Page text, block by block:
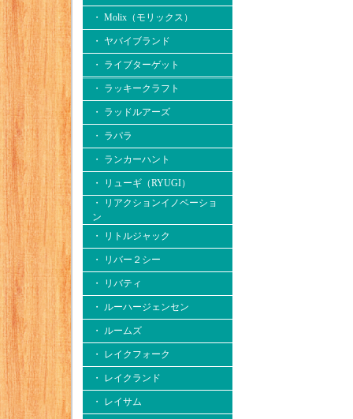
・ Molix（モリックス）
・ ヤバイブランド
・ ライブターゲット
・ ラッキークラフト
・ ラッドルアーズ
・ ラパラ
・ ランカーハント
・ リューギ（RYUGI）
・ リアクションイノベーショ
ン
・ リトルジャック
・ リバー２シー
・ リバティ
・ ルーハージェンセン
・ ルームズ
・ レイクフォーク
・ レイクランド
・ レイサム